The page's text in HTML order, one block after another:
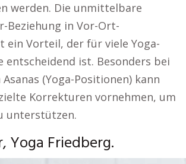
werden. Die unmittelbare
Beziehung in Vor-Ort-
ein Vorteil, der für viele Yoga-
entscheidend ist. Besonders bei
(Yoga-Positionen) kann
Korrekturen vornehmen, um
unterstützen.
Yoga Friedberg.